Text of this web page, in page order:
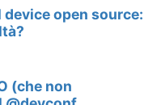
open source:
(che non